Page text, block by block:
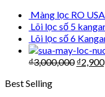
Màng lọc RO
Lõi lọc số 5
Lõi lọc số 6
₫3,000,000 ₫
Best Selling